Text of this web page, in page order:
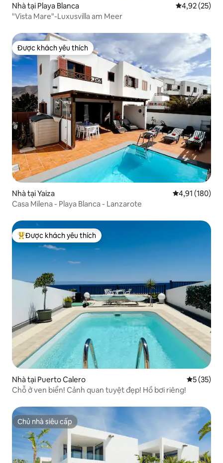
Nhà tại Playa Blanca Xếp hạng
4,92 (25)
"Vista Mare"-Luxusvilla am Meer
Được khách yêu thích
Được khách yêu thích
Nhà tại Yaiza Xếp hạng
4,91 (180)
Casa Milena - Playa Blanca - Lanzarote
Được khách yêu thích nhất
Được khách yêu thích
Nhà tại Puerto Calero Xếp hạng
5 (35)
Chỗ ở ven biển! Cảnh quan tuyệt đẹp! Hồ bơi riêng!
Chủ nhà siêu cấp
Chủ nhà siêu cấp